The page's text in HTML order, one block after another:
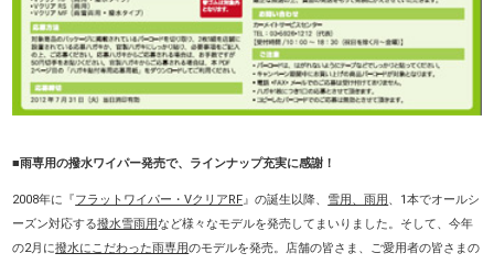
■雨専用の撥水ワイパー発売で、ラインナップ充実に感謝！
2008年に『フラットワイパー・VクリアRF』の誕生以降、 雪用、雨用 、1本でオールシ
ーズン対応する撥水雪雨用など様々なモデルを発売してまいりました。そして、今年
の2月に撥水にこだわった雨専用のモデルを発売。店舗の皆さま、ご愛用者の皆さまの